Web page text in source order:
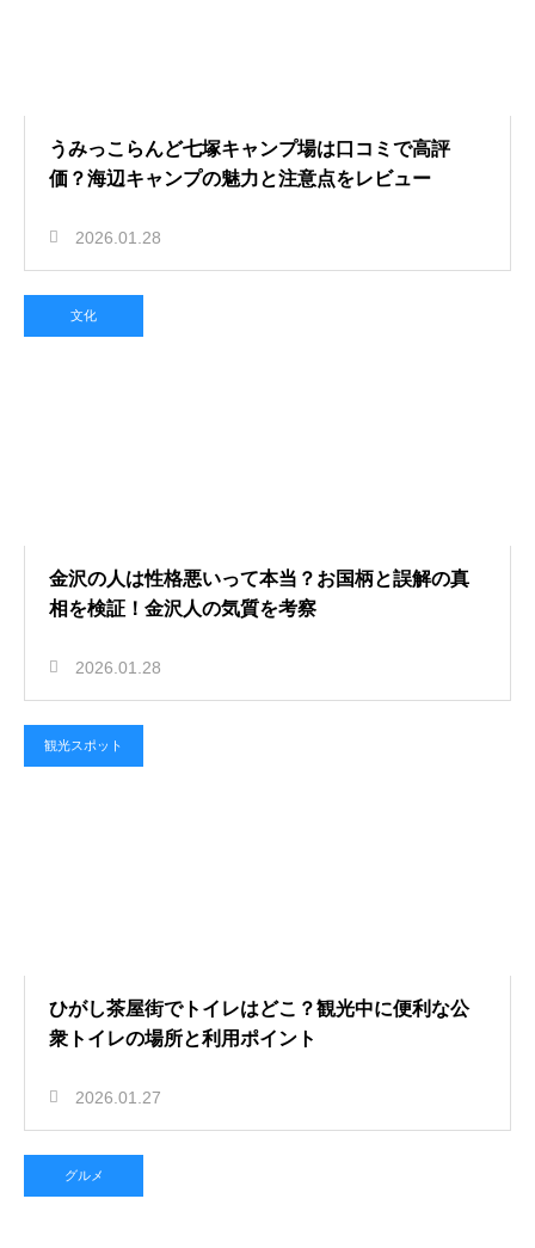
うみっこらんど七塚キャンプ場は口コミで高評
価？海辺キャンプの魅力と注意点をレビュー
2026.01.28
文化
金沢の人は性格悪いって本当？お国柄と誤解の真
相を検証！金沢人の気質を考察
2026.01.28
観光スポット
ひがし茶屋街でトイレはどこ？観光中に便利な公
衆トイレの場所と利用ポイント
2026.01.27
グルメ